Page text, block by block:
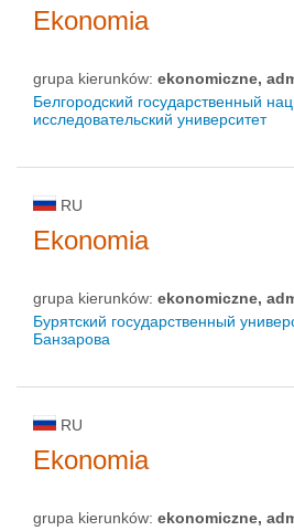
Ekonomia
grupa kierunków: ekonomiczne,
Белгородский государственный
исследовательский университет
RU
Ekonomia
grupa kierunków: ekonomiczne,
Бурятский государственный
Банзарова
RU
Ekonomia
grupa kierunków: ekonomiczne,